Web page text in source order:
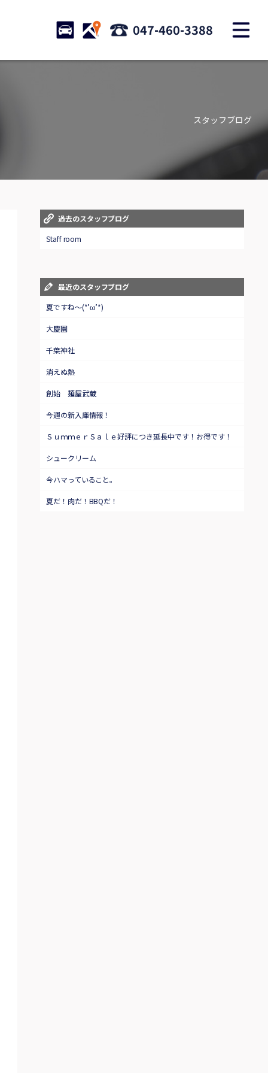
STOCK ACCESS 047-460-3388
スタッフblog
Staff blog
スタッフブログ
過去のスタッフブログ
Staff room
最近のスタッフブログ
夏ですね～(*’ω’*)
大慶園
千葉神社
消えぬ熱
創始 麺屋武蔵
今週の新入庫情報！
ＳｕｍｍｅｒＳａｌｅ好評につき延長中です！お得です！
シュークリーム
今ハマっていること。
夏だ！肉だ！BBQだ！